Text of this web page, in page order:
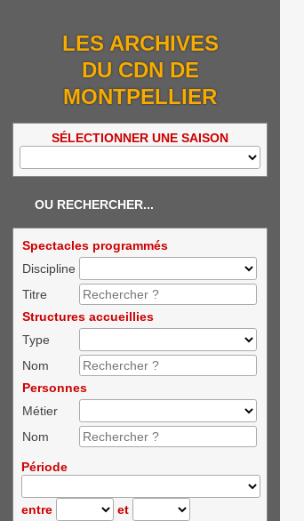
LES ARCHIVES
DU CDN DE
MONTPELLIER
SÉLECTIONNER UNE SAISON
OU RECHERCHER...
Spectacles programmés
Discipline
Titre
Structures accueillies
Type
Nom
Personnes
Métier
Nom
Période
entre et